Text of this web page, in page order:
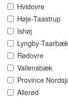
Hvidovre
Høje-Taastrup
Ishøj
Lyngby-Taarbæk
Rødovre
Vallensbæk
Province
Allerød